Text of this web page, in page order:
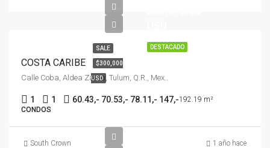
DESTACADO
SALE
$300,000
USD
COSTA CARIBE
Calle Coba, Aldea Zama, Tulum, Q.R., Mex..
1 1 60.43,- 70.53,- 78.11,- 147,-192.19 m²
CONDOS
South Crown 1 año hace